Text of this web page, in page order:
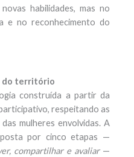
habilidades, mas no
e no reconhecimento do
do território
construída a partir da
respeitando as
mulheres envolvidas. A
por cinco etapas —
compartilhar e avaliar—